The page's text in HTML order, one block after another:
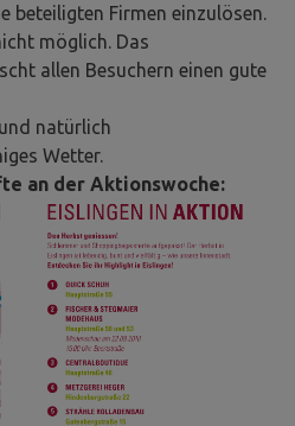
beteiligten Firmen einzulösen.
möglich. Das
allen Besuchern einen gute
natürlich
Wetter.
an der Aktionswoche: